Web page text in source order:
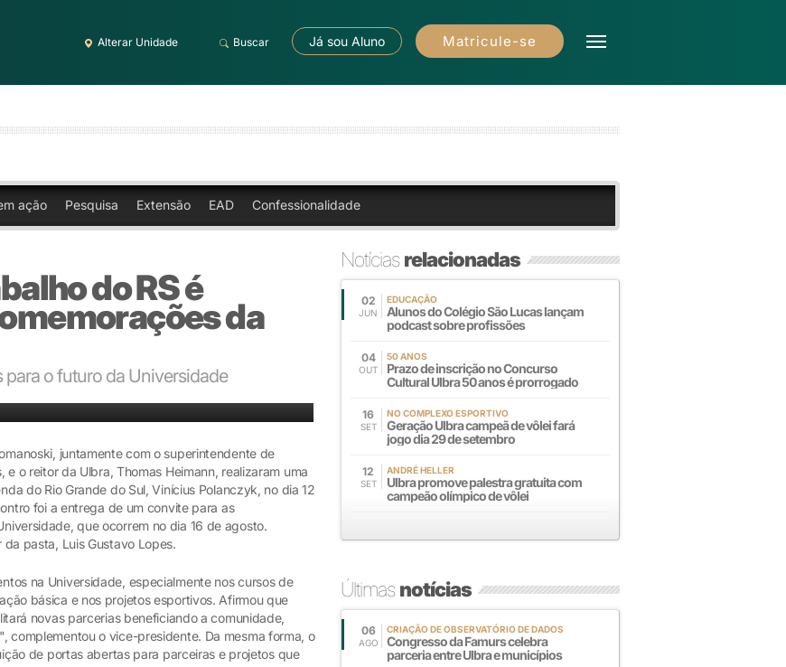
Alterar Unidade Buscar Já sou Aluno Matricule-se
ação Pesquisa Extensão EAD Confessionalidade
do RS é
da
o futuro da Universidade
juntamente com o superintendente de
o reitor da Ulbra, Thomas Heimann, realizaram uma
do Rio Grande do Sul, Vinícius Polanczyk, no dia 12
foi a entrega de um convite para as
que ocorrem no dia 16 de agosto.
pasta, Luis Gustavo Lopes.
na Universidade, especialmente nos cursos de
básica e nos projetos esportivos. Afirmou que
novas parcerias beneficiando a comunidade,
complementou o vice-presidente. Da mesma forma, o
de portas abertas para parceiras e projetos que
Notíciasrelacionadas
02
JUN
EDUCAÇÃO
Alunos do Colégio São Lucas lançam
podcast sobre profissões
04
OUT
50 ANOS
Prazo de inscrição no Concurso
Cultural Ulbra 50 anos é prorrogado
16
SET
NO COMPLEXO ESPORTIVO
Geração Ulbra campeã de vôlei fará
jogo dia 29 de setembro
12
SET
ANDRÉ HELLER
Ulbra promove palestra gratuita com
campeão olímpico de vôlei
Últimasnotícias
06
AGO
CRIAÇÃO DE OBSERVATÓRIO DE DADOS
Congresso da Famurs celebra
parceria entre Ulbra e municípios